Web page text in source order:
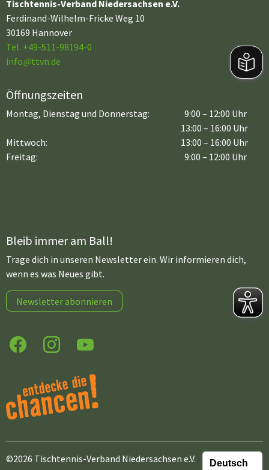
Tischtennis-Verband Niedersachsen e.V.
Ferdinand-Wilhelm-Fricke Weg 10
30169 Hannover
Tel. +49-511-98194-0
info@ttvn.de
Öffnungszeiten
Montag, Dienstag und Donnerstag:
9:00 – 12:00 Uhr
13:00 – 16:00 Uhr
Mittwoch:
Freitag:
13:00 – 16:00 Uhr
9:00 – 12:00 Uhr
Bleib immer am Ball!
Trage dich in unseren Newsletter ein. Wir informieren dich,
wenn es was Neues gibt.
Newsletter abonnieren
©2026 Tischtennis-Verband Niedersachsen e.V.